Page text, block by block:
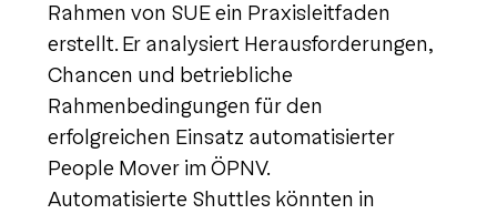
Rahmen von SUE ein Praxisleitfaden
erstellt. Er analysiert Herausforderungen,
Chancen und betriebliche
Rahmenbedingungen für den
erfolgreichen Einsatz automatisierter
People Mover im ÖPNV.
Automatisierte Shuttles könnten in